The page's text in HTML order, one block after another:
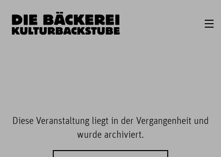
Diese Veranstaltung liegt in der Vergangenheit und
wurde archiviert.